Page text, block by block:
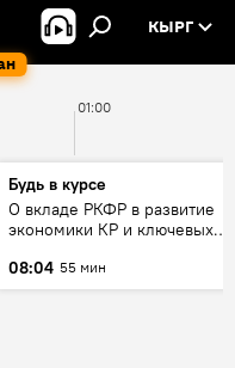
КЫРГ
01:00
Будь в курсе
О вкладе РКФР в развитие
экономики КР и ключевых
08:04 55 мин